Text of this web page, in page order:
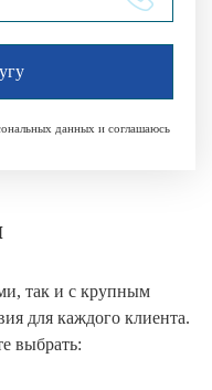
данных и соглашаюсь
так и с крупным
для каждого клиента.
выбрать: